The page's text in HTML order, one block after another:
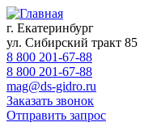
г. Екатеринбург
ул. Сибирский тракт 85
8 800 201-67-88
8 800 201-67-88
mag@ds-gidro.ru
Заказать звонок
Отправить запрос